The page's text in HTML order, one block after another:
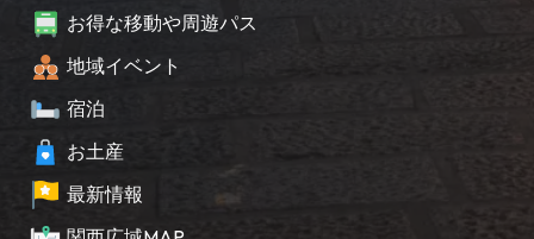
お得な移動や周遊パス
地域イベント
宿泊
お土産
最新情報